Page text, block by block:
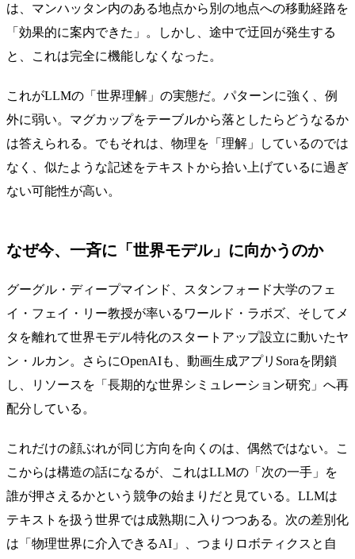
は、マンハッタン内のある地点から別の地点への移動経路を
「効果的に案内できた」。しかし、途中で迂回が発生する
と、これは完全に機能しなくなった。
これがLLMの「世界理解」の実態だ。パターンに強く、例
外に弱い。マグカップをテーブルから落としたらどうなるか
は答えられる。でもそれは、物理を「理解」しているのでは
なく、似たような記述をテキストから拾い上げているに過ぎ
ない可能性が高い。
なぜ今、一斉に「世界モデル」に向かうのか
グーグル・ディープマインド、スタンフォード大学のフェ
イ・フェイ・リー教授が率いるワールド・ラボズ、そしてメ
タを離れて世界モデル特化のスタートアップ設立に動いたヤ
ン・ルカン。さらにOpenAIも、動画生成アプリSoraを閉鎖
し、リソースを「長期的な世界シミュレーション研究」へ再
配分している。
これだけの顔ぶれが同じ方向を向くのは、偶然ではない。こ
こからは構造の話になるが、これはLLMの「次の一手」を
誰が押さえるかという競争の始まりだと見ている。LLMは
テキストを扱う世界では成熟期に入りつつある。次の差別化
は「物理世界に介入できるAI」、つまりロボティクスと自